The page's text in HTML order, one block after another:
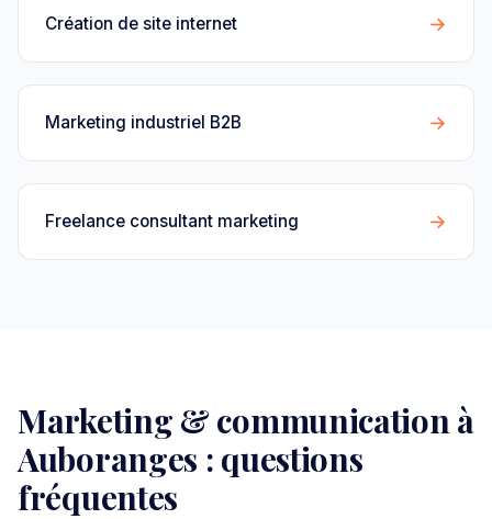
Création de site internet →
Marketing industriel B2B →
Freelance consultant marketing →
Marketing & communication à
Auboranges : questions
fréquentes